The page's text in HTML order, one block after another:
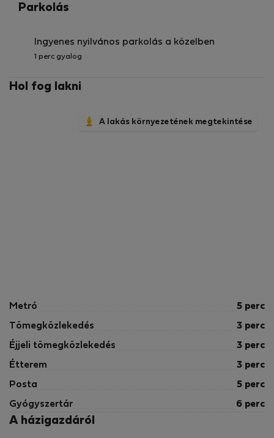
Parkolás
Ingyenes nyilvános parkolás a közelben
1 perc gyalog
Hol fog lakni
A lakás környezetének megtekintése
Metró 5 perc
Tömegközlekedés 3 perc
Éjjeli tömegközlekedés 3 perc
Étterem 3 perc
Posta 5 perc
Gyógyszertár 6 perc
A házigazdáról